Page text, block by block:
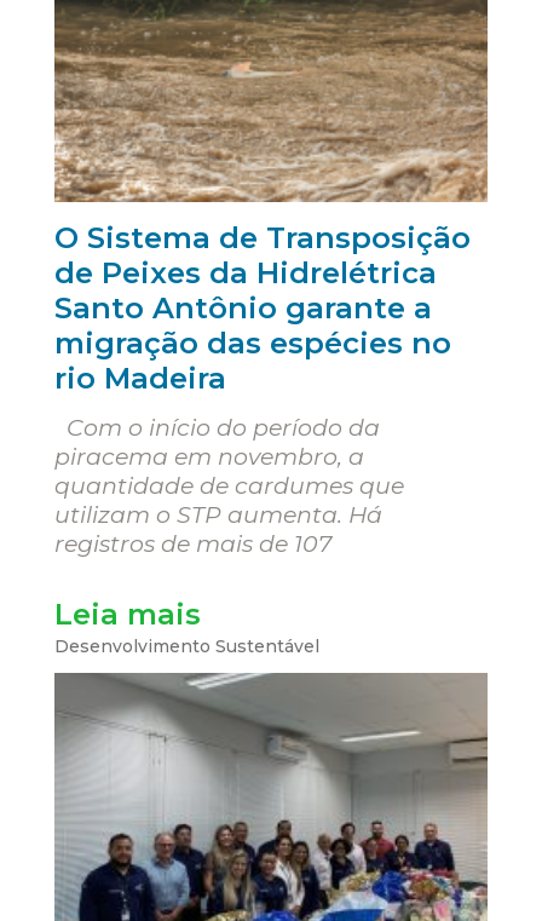
O Sistema de Transposição
de Peixes da Hidrelétrica
Santo Antônio garante a
migração das espécies no
rio Madeira
Com o início do período da
piracema em novembro, a
quantidade de cardumes que
utilizam o STP aumenta. Há
registros de mais de 107
Leia mais
Desenvolvimento Sustentável